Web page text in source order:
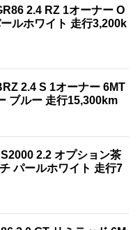
2.4 RZ 1オーナー O
ルホワイト 走行3,200k
2.4 S 1オーナー 6MT
ブルー 走行15,300km
2.2 オプション茶
パールホワイト 走行7